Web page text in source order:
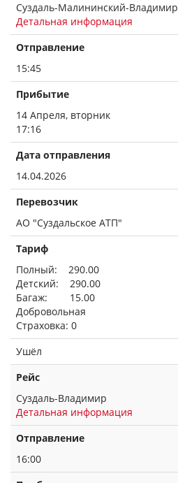
Суздаль-Малининский-Владимир
Детальная информация
Отправление
15:45
Прибытие
14 Апреля, вторник
17:16
Дата отправления
14.04.2026
Перевозчик
АО "Суздальское АТП"
Тариф
Полный: 290.00
Детский: 290.00
Багаж: 15.00
Добровольная
Страховка: 0
Ушёл
Рейс
Суздаль-Владимир
Детальная информация
Отправление
16:00